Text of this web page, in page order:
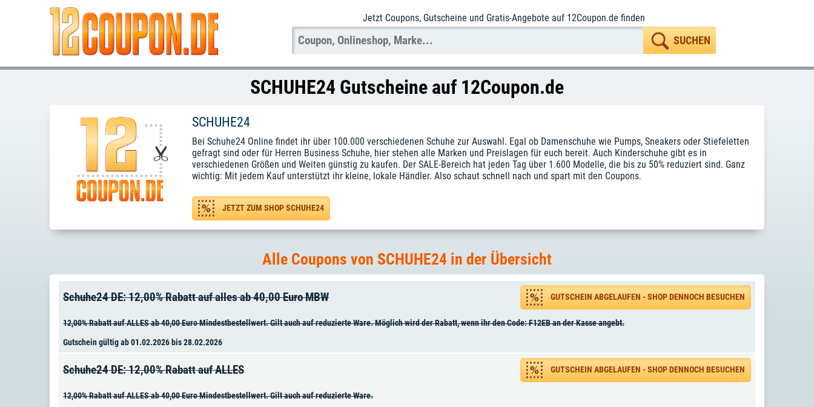
Jetzt Coupons, Gutscheine und Gratis-Angebote auf 12Coupon.de finden
SCHUHE24 Gutscheine auf 12Coupon.de
SCHUHE24
Bei Schuhe24 Online findet ihr über 100.000 verschiedenen Schuhe zur Auswahl. Egal ob Damenschuhe wie Pumps, Sneakers oder Stiefeletten
gefragt sind oder für Herren Business Schuhe, hier stehen alle Marken und Preislagen für euch bereit. Auch Kinderschuhe gibt es in
verschiedenen Größen und Weiten günstig zu kaufen. Der SALE-Bereich hat jeden Tag über 1.600 Modelle, die bis zu 50% reduziert sind. Ganz
wichtig: Mit jedem Kauf unterstützt ihr kleine, lokale Händler. Also schaut schnell nach und spart mit den Coupons.
JETZT ZUM SHOP SCHUHE24
Alle Coupons von SCHUHE24 in der Übersicht
Schuhe24 DE: 12,00% Rabatt auf alles ab 40,00 Euro MBW GUTSCHEIN ABGELAUFEN - SHOP DENNOCH BESUCHEN
12,00% Rabatt auf ALLES ab 40,00 Euro Mindestbestellwert. Gilt auch auf reduzierte Ware. Möglich wird der Rabatt, wenn ihr den Code: F12EB an der Kasse angebt.
Gutschein gültig ab 01.02.2026 bis 28.02.2026
Schuhe24 DE: 12,00% Rabatt auf ALLES GUTSCHEIN ABGELAUFEN - SHOP DENNOCH BESUCHEN
12,00% Rabatt auf ALLES ab 40,00 Euro Mindestbestellwert. Gilt auch auf reduzierte Ware.